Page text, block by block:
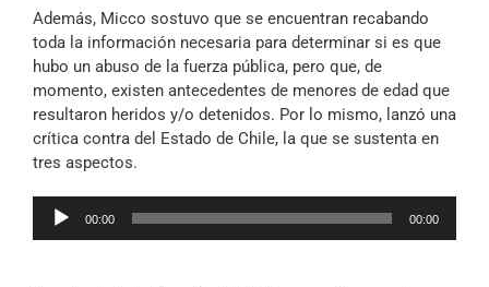
Además, Micco sostuvo que se encuentran recabando
toda la información necesaria para determinar si es que
hubo un abuso de la fuerza pública, pero que, de
momento, existen antecedentes de menores de edad que
resultaron heridos y/o detenidos. Por lo mismo, lanzó una
crítica contra del Estado de Chile, la que se sustenta en
tres aspectos.
Reproductor
00:00 00:00